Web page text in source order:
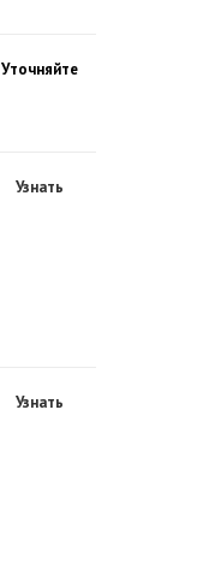
Уточняйте
Узнать
Узнать